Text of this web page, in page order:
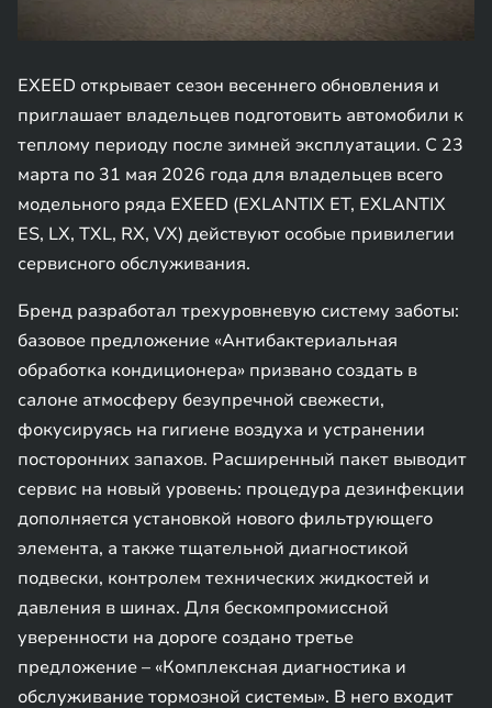
EXEED открывает сезон весеннего обновления и
приглашает владельцев подготовить автомобили к
теплому периоду после зимней эксплуатации. С 23
марта по 31 мая 2026 года для владельцев всего
модельного ряда EXEED (EXLANTIX ET, EXLANTIX
ES, LX, TXL, RX, VX) действуют особые привилегии
сервисного обслуживания.
Бренд разработал трехуровневую систему заботы:
базовое предложение «Антибактериальная
обработка кондиционера» призвано создать в
салоне атмосферу безупречной свежести,
фокусируясь на гигиене воздуха и устранении
посторонних запахов. Расширенный пакет выводит
сервис на новый уровень: процедура дезинфекции
дополняется установкой нового фильтрующего
элемента, а также тщательной диагностикой
подвески, контролем технических жидкостей и
давления в шинах. Для бескомпромиссной
уверенности на дороге создано третье
предложение – «Комплексная диагностика и
обслуживание тормозной системы». В него входит